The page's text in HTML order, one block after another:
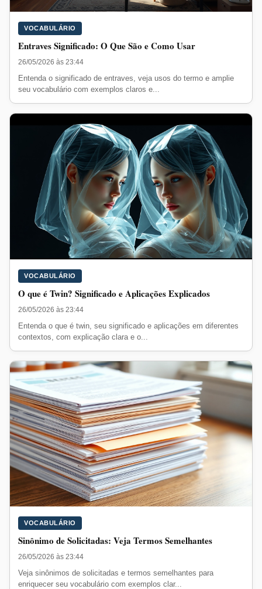
VOCABULÁRIO
Entraves Significado: O Que São e Como Usar
26/05/2026 às 23:44
Entenda o significado de entraves, veja usos do termo e amplie
seu vocabulário com exemplos claros e...
VOCABULÁRIO
O que é Twin? Significado e Aplicações Explicados
26/05/2026 às 23:44
Entenda o que é twin, seu significado e aplicações em diferentes
contextos, com explicação clara e o...
VOCABULÁRIO
Sinônimo de Solicitadas: Veja Termos Semelhantes
26/05/2026 às 23:44
Veja sinônimos de solicitadas e termos semelhantes para
enriquecer seu vocabulário com exemplos clar...